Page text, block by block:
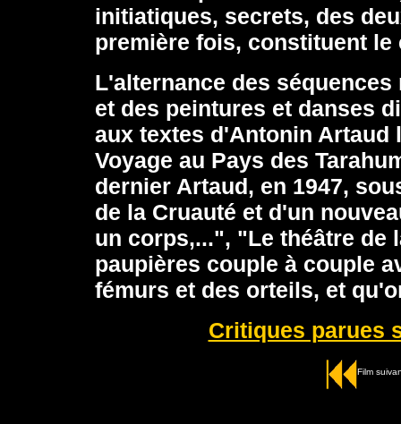
initiatiques, secrets, des
première fois, constituent le
L'alternance des
et des peintures et danses
aux textes d'Antonin
Voyage au Pays des
dernier Artaud, en 1947,
de la Cruauté et d'un
un corps,...", "Le théâtre de
paupières couple à couple
fémurs et des orteils, et
Critiques parues
Film